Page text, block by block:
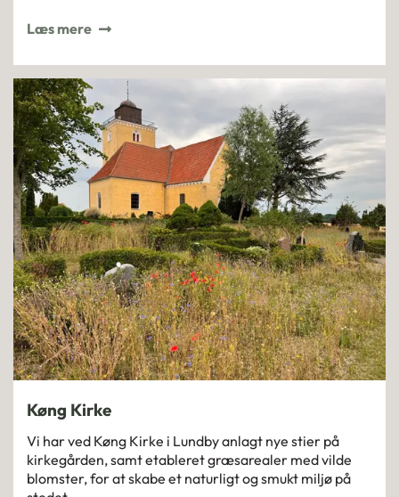
Læs mere
Køng Kirke
Vi har ved Køng Kirke i Lundby anlagt nye stier på
kirkegården, samt etableret græsarealer med vilde
blomster, for at skabe et naturligt og smukt miljø på